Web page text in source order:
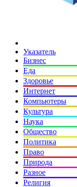
Указатель
Бизнес
Еда
Здоровье
Интернет
Компьютеры
Культура
Наука
Общество
Политика
Право
Природа
Разное
Религия